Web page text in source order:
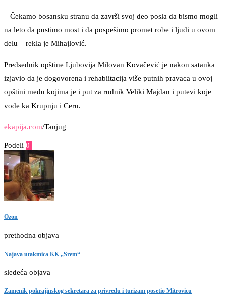
– Čekamo bosansku stranu da završi svoj deo posla da bismo mogli
na leto da pustimo most i da pospešimo promet robe i ljudi u ovom
delu – rekla je Mihajlović.
Predsednik opštine Ljubovija Milovan Kovačević je nakon satanka
izjavio da je dogovorena i rehabiitacija više putnih pravaca u ovoj
opštini među kojima je i put za rudnik Veliki Majdan i putevi koje
vode ka Krupnju i Ceru.
ekapija.com/Tanjug
Podeli 0
Ozon
prethodna objava
Najava utakmica KK „Srem“
sledeća objava
Zamenik pokrajinskog sekretara za privredu i turizam posetio Mitrovicu